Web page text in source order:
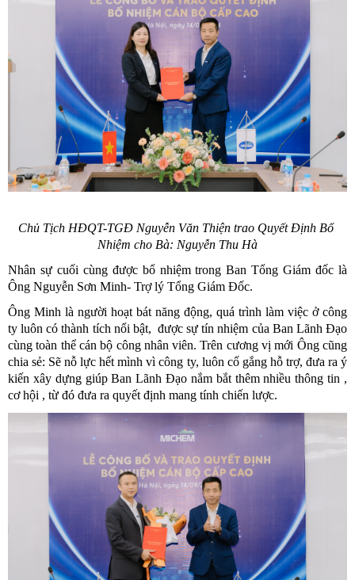
Chủ Tịch HĐQT-TGĐ Nguyễn Văn Thiện trao Quyết Định Bổ
Nhiệm cho Bà: Nguyễn Thu Hà
Nhân sự cuối cùng được bổ nhiệm trong Ban Tổng Giám đốc là
Ông Nguyễn Sơn Minh- Trợ lý Tổng Giám Đốc.
Ông Minh là người hoạt bát năng động, quá trình làm việc ở công
ty luôn có thành tích nổi bật,  được sự tín nhiệm của Ban Lãnh Đạo
cùng toàn thể cán bộ công nhân viên. Trên cương vị mới Ông cũng
chia sẻ: Sẽ nỗ lực hết mình vì công ty, luôn cố gắng hỗ trợ, đưa ra ý
kiến xây dựng giúp Ban Lãnh Đạo nắm bắt thêm nhiều thông tin ,
cơ hội , từ đó đưa ra quyết định mang tính chiến lược.